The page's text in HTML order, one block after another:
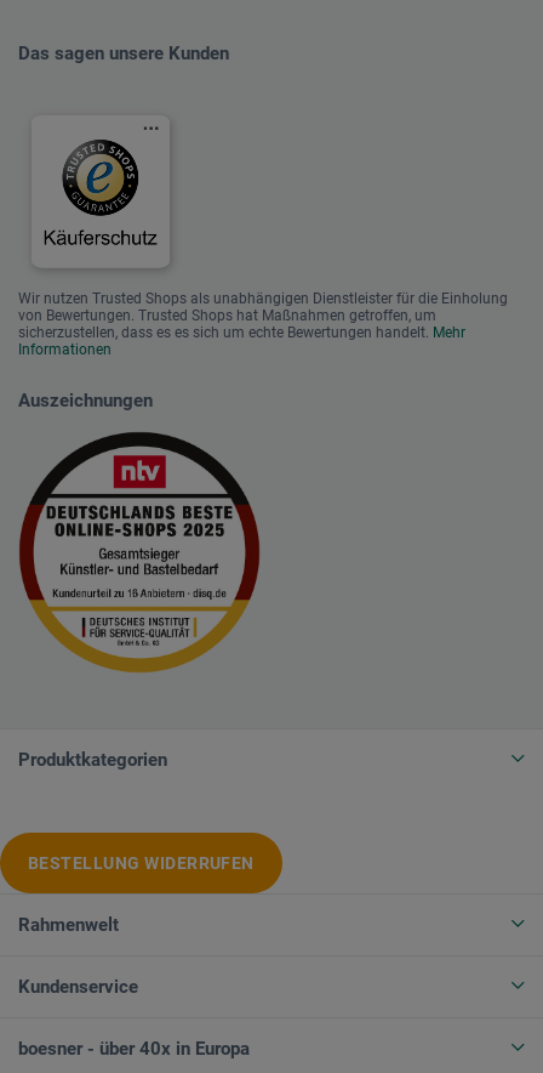
Das sagen unsere Kunden
Wir nutzen Trusted Shops als unabhängigen Dienstleister für die Einholung
von Bewertungen. Trusted Shops hat Maßnahmen getroffen, um
sicherzustellen, dass es es sich um echte Bewertungen handelt. Mehr
Informationen
Auszeichnungen
Produktkategorien
BESTELLUNG WIDERRUFEN
Rahmenwelt
Kundenservice
boesner - über 40x in Europa